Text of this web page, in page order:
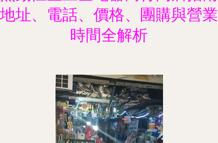
地址、電話、價格、團購與營業
時間全解析